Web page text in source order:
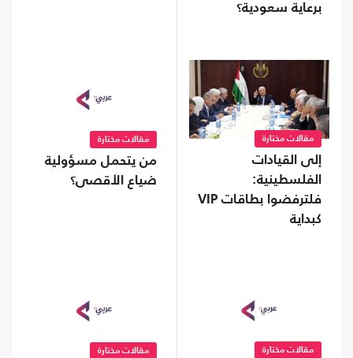
برعاية سعودية؟
مقالات مختارة
إلى القيادات
الفلسطينية:
فلترفضوا بطاقات VIP
كبداية
مقالات مختارة
من يتحمل مسؤولية
ضياع الأقصى؟
مقالات مختارة مقالات مختارة